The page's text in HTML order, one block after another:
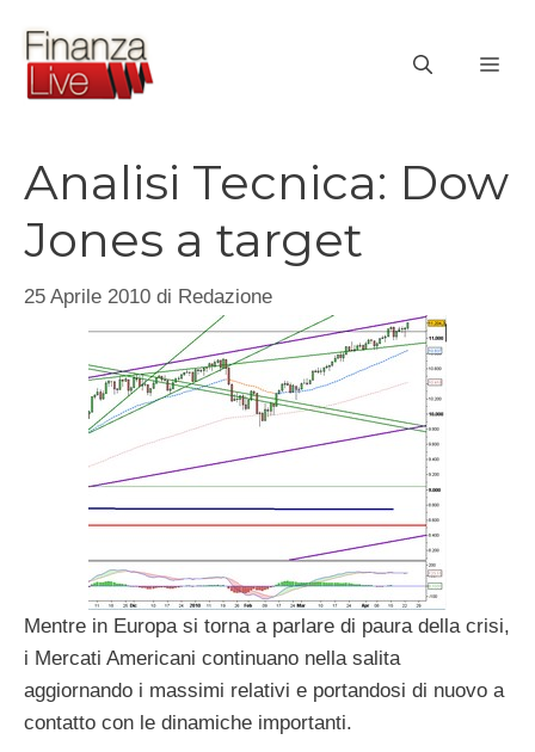
contenuto
Analisi Tecnica: Dow
Jones a target
25 Aprile 2010 di Redazione
Mentre in Europa si torna a parlare di paura della crisi,
i Mercati Americani continuano nella salita
aggiornando i massimi relativi e portandosi di nuovo a
contatto con le dinamiche importanti.